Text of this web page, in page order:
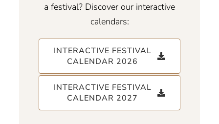
a festival? Discover our interactive
calendars:
INTERACTIVE FESTIVAL
CALENDAR 2026
INTERACTIVE FESTIVAL
CALENDAR 2027